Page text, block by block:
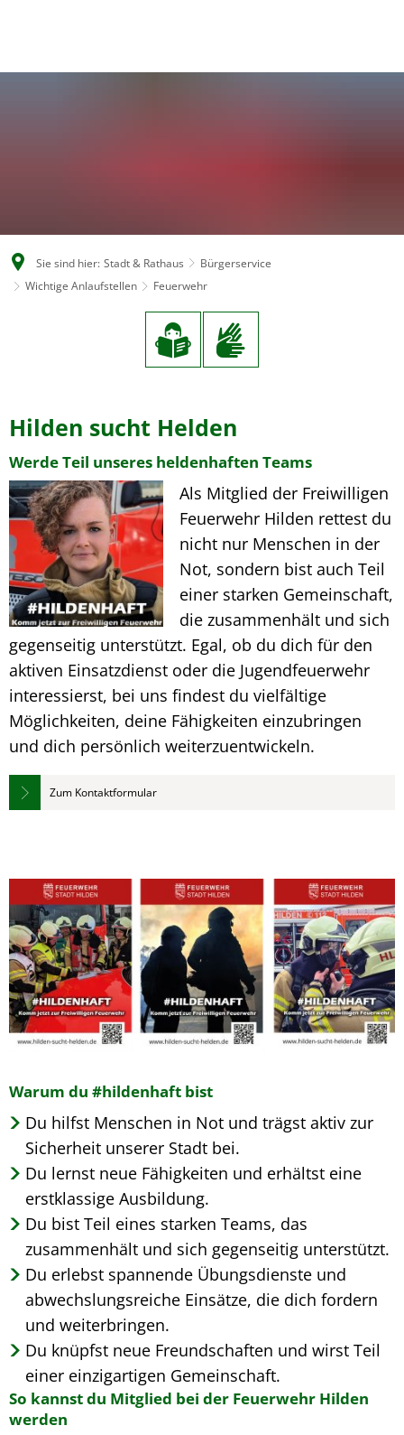
CS
Sie sind hier: Stadt & Rathaus
Bürgerservice
Wichtige Anlaufstellen
Feuerwehr
Hilden sucht Helden
Werde Teil unseres heldenhaften Teams
Als Mitglied der Freiwilligen
Feuerwehr Hilden rettest du
nicht nur Menschen in der
Not, sondern bist auch Teil
einer starken Gemeinschaft,
die zusammenhält und sich
gegenseitig unterstützt. Egal, ob du dich für den
aktiven Einsatzdienst oder die Jugendfeuerwehr
interessierst, bei uns findest du vielfältige
Möglichkeiten, deine Fähigkeiten einzubringen
und dich persönlich weiterzuentwickeln.
Zum Kontaktformular
Warum du #hildenhaft bist
Du hilfst Menschen in Not und trägst aktiv zur
Sicherheit unserer Stadt bei.
Du lernst neue Fähigkeiten und erhältst eine
erstklassige Ausbildung.
Du bist Teil eines starken Teams, das
zusammenhält und sich gegenseitig unterstützt.
Du erlebst spannende Übungsdienste und
abwechslungsreiche Einsätze, die dich fordern
und weiterbringen.
Du knüpfst neue Freundschaften und wirst Teil
einer einzigartigen Gemeinschaft.
So kannst du Mitglied bei der Feuerwehr Hilden
werden